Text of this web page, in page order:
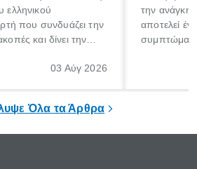
ελληνικού
που συνδυάζει την
και δίνει την
για λίγες μέρες03 Αύγ 2026
την ανάγκη
αποτελεί
Όλα τα Άρθρα